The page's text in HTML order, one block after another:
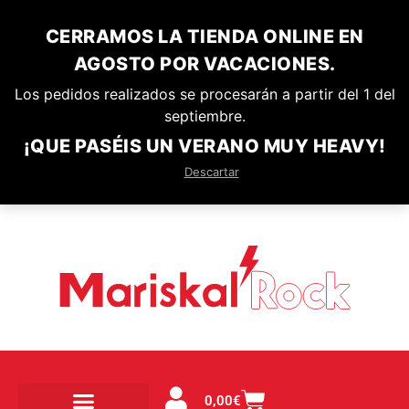
CERRAMOS LA TIENDA ONLINE EN
AGOSTO POR VACACIONES.
Los pedidos realizados se procesarán a partir del 1 del
septiembre.
¡QUE PASÉIS UN VERANO MUY HEAVY!
Descartar
0,00€